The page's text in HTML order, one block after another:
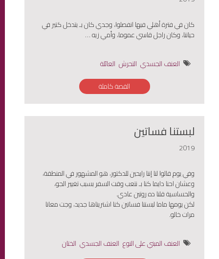
كان في فترة أهلي فيها انفصلوا، وجدي كان بـ يتدخل كتير في
حياتنا، وكان راجل قاسي عموما، وأمي زيه …
العنف الجسدي التحرش العائلة
القصة كاملة
لبستنا فساتين
2019
وفي يوم قالوا لنا إننا رايحين للدكتور، هو المشهور في المنطقة،
وعشان احنا دايما كنا بـ نتعب وقت السفر بسبب تغيير الجو،
والحساسية قلنا ده روتين عادي.
لكن يومها ماما لبستنا فساتين كنا اشتريناها جديد، وجت معانا
مرات خالو.
العنف المبني على النوع العنف الجسدي الختان